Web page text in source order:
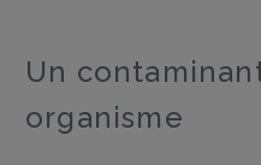
Un
organisme